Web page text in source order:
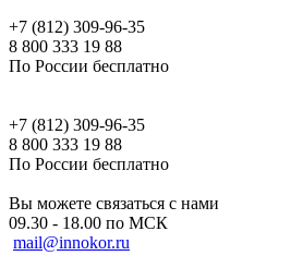
+7 (812) 309-96-35
8 800 333 19 88
По России бесплатно
+7 (812) 309-96-35
8 800 333 19 88
По России бесплатно
Вы можете связаться с нами
09.30 - 18.00 по МСК
mail@innokor.ru